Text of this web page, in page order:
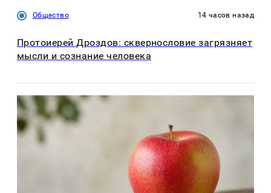
Общество 14 часов назад
Протоиерей Дроздов: сквернословие загрязняет
мысли и сознание человека